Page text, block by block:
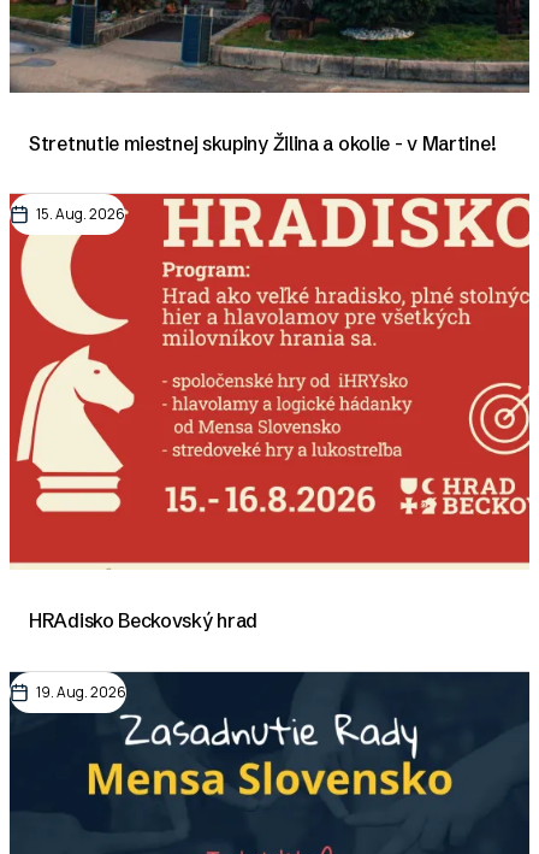
Stretnutie miestnej skupiny Žilina a okolie - v Martine!
15. Aug. 2026
HRAdisko Beckovský hrad
19. Aug. 2026